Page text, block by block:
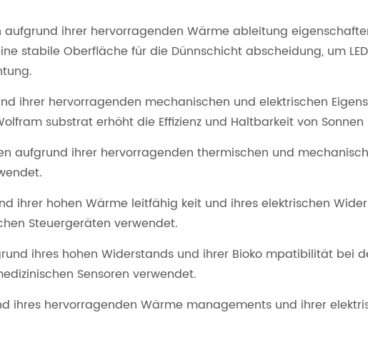
ihrer hervorragenden Wärme ableitung
stabile Oberfläche für die Dünnschicht abscheidung, um
ihrer hervorragenden mechanischen und elektrischen
substrat erhöht die Effizienz und Haltbarkeit von Sonnen
aufgrund ihrer hervorragenden thermischen und
ihrer hohen Wärme leitfähig keit und ihres elektrischen
Steuergeräten verwendet.
ihres hohen Widerstands und ihrer Bioko mpatibilität bei
Sensoren verwendet.
ihres hervorragenden Wärme managements und ihrer